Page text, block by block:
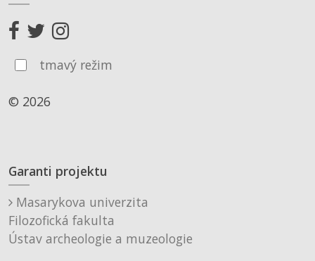
tmavý režim
© 2026
Garanti projektu
Masarykova univerzita
Filozofická fakulta
Ústav archeologie a muzeologie